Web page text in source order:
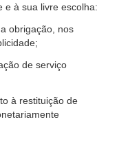
e à sua livre escolha:
obrigação, nos
de serviço
à restituição de